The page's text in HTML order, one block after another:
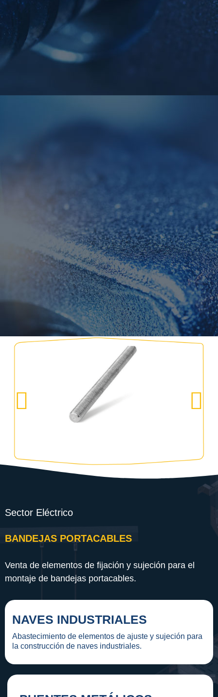
Sector Eléctrico
BANDEJAS PORTACABLES
Venta de elementos de fijación y sujeción para el
montaje de bandejas portacables.
NAVES INDUSTRIALES
Abastecimiento de elementos de ajuste y sujeción para
la construcción de naves industriales.